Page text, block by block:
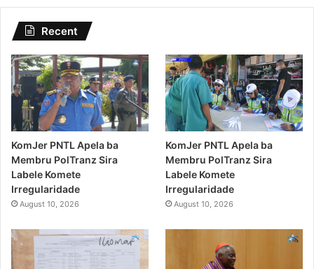
Recent
KomJer PNTL Apela ba
Membru PolTranz Sira
Labele Komete
Irregularidade
August 10, 2026
KomJer PNTL Apela ba
Membru PolTranz Sira
Labele Komete
Irregularidade
August 10, 2026